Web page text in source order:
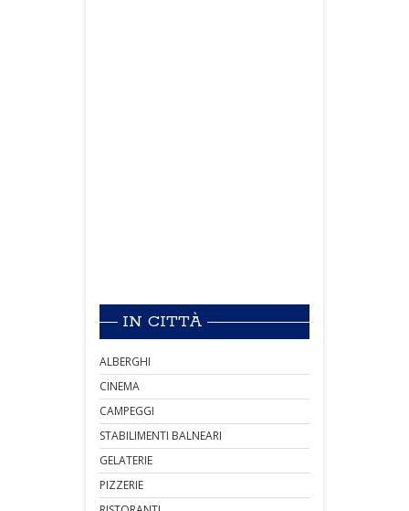
IN CITTÀ
ALBERGHI
CINEMA
CAMPEGGI
STABILIMENTI BALNEARI
GELATERIE
PIZZERIE